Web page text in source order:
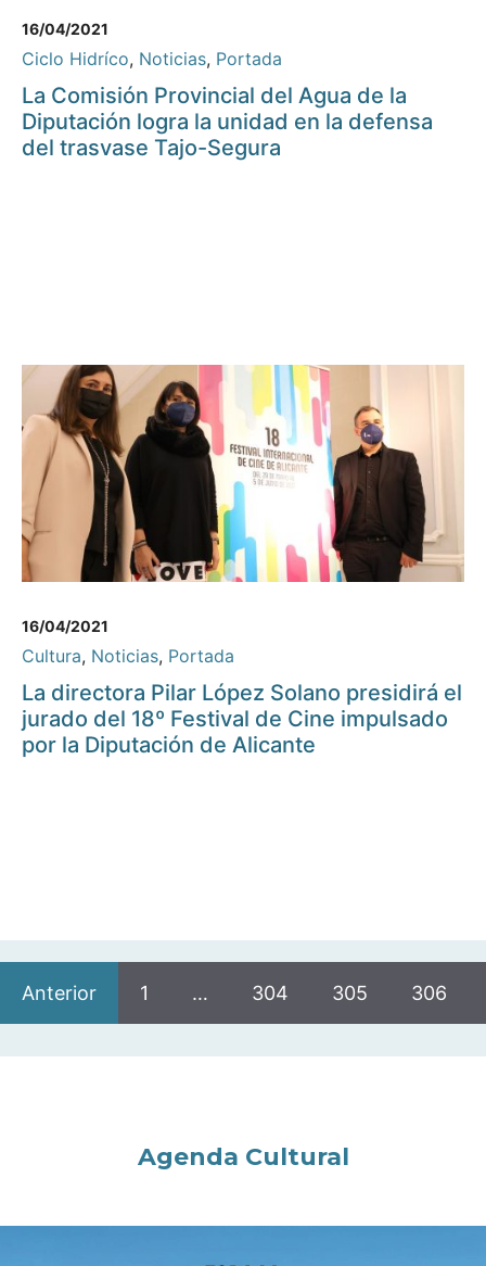
16/04/2021
Ciclo Hidríco, Noticias, Portada
La Comisión Provincial del Agua de la
Diputación logra la unidad en la defensa
del trasvase Tajo-Segura
16/04/2021
Cultura, Noticias, Portada
La directora Pilar López Solano presidirá el
jurado del 18º Festival de Cine impulsado
por la Diputación de Alicante
Anterior 1 … 304 305 306
Agenda Cultural